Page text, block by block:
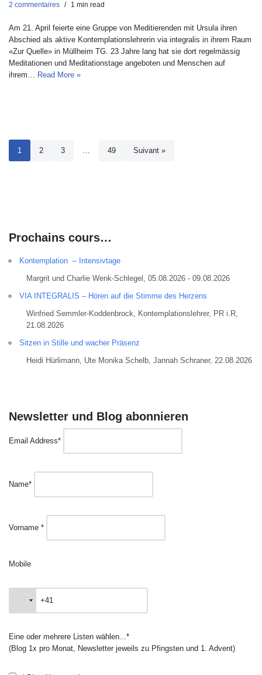
2 commentaires
1 min read
Am 21. April feierte eine Gruppe von Meditierenden mit Ursula ihren
Abschied als aktive Kontemplationslehrerin via integralis in ihrem Raum
«Zur Quelle» in Müllheim TG. 23 Jahre lang hat sie dort regelmässig
Meditationen und Meditationstage angeboten und Menschen auf
ihrem… Read More »
1 2 3 … 49 Suivant »
Prochains cours…
Kontemplation – Intensivtage
Margrit und Charlie Wenk-Schlegel, 05.08.2026 - 09.08.2026
VIA INTEGRALIS – Hören auf die Stimme des Herzens
Winfried Semmler-Koddenbrock, Kontemplationslehrer, PR i.R,
21.08.2026
Sitzen in Stille und wacher Präsenz
Heidi Hürlimann, Ute Monika Schelb, Jannah Schraner, 22.08.2026
Newsletter und Blog abonnieren
Email Address*
Name*
Vorname *
Mobile
Eine oder mehrere Listen wählen...*
(Blog 1x pro Monat, Newsletter jeweils zu Pfingsten und 1. Advent)